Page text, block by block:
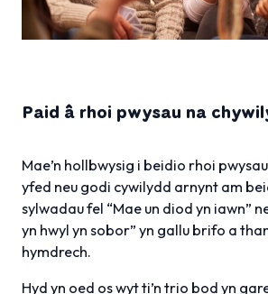
Paid â rhoi pwysau na
Mae’n hollbwysig i beidio rhoi
yfed neu godi cywilydd arnynt am
sylwadau fel “Mae un diod yn iawn”
yn hwyl yn sobor” yn gallu brifo a
hymdrech.
Hyd yn oed os wyt ti’n trio bod yn